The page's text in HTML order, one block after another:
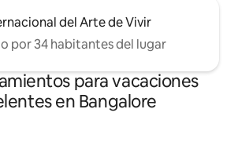
del Arte de Vivir
por 34 habitantes del lugar
para vacaciones
en Bangalore